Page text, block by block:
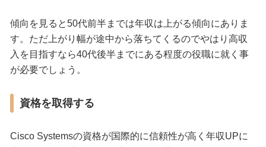
傾向を見ると50代前半までは年収は上がる傾向にありま
す。ただ上がり幅が途中から落ちてくるのでやはり高収
入を目指すなら40代後半までにある程度の役職に就く事
が必要でしょう。
資格を取得する
Cisco Systemsの資格が国際的に信頼性が高く年収UPに